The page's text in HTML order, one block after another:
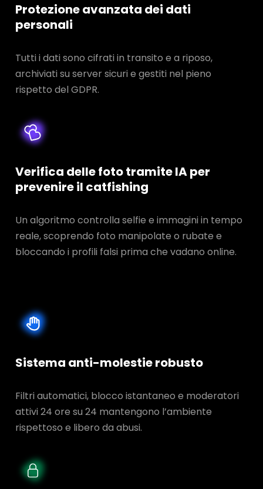
Protezione avanzata dei dati
personali
Tutti i dati sono cifrati in transito e a riposo,
archiviati su server sicuri e gestiti nel pieno
rispetto del GDPR.
Verifica delle foto tramite IA per
prevenire il catfishing
Un algoritmo controlla selfie e immagini in tempo
reale, scoprendo foto manipolate o rubate e
bloccando i profili falsi prima che vadano online.
Sistema anti-molestie robusto
Filtri automatici, blocco istantaneo e moderatori
attivi 24 ore su 24 mantengono l’ambiente
rispettoso e libero da abusi.